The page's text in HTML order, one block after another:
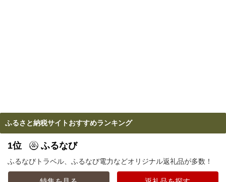
ふるさと納税サイトおすすめランキング
1位 ふるなび
ふるなびトラベル、ふるなび電力などオリジナル返礼品が多数！